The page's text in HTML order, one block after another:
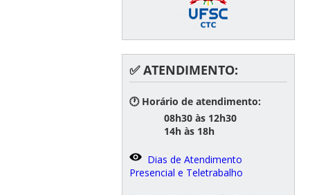
✅ ATENDIMENTO:
🕐 Horário de atendimento:
08h30 às 12h30
14h às 18h
Dias de Atendimento
Presencial e Teletrabalho